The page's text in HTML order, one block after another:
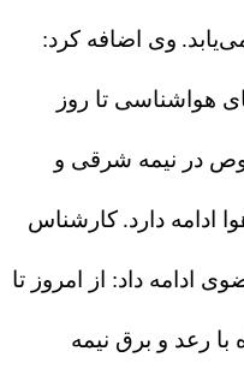
وی اضافه کرد:
هواشناسی تا روز
در نیمه شرقی و
ادامه دارد. کارشناس
ادامه داد: از امروز تا
رعد و برق نیمه